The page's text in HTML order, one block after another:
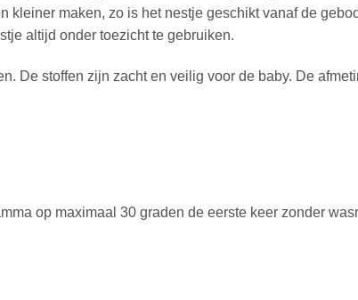
maken, zo is het nestje geschikt vanaf de
altijd onder toezicht te gebruiken.
De stoffen zijn zacht en veilig voor de baby. De
op maximaal 30 graden de eerste keer zonder